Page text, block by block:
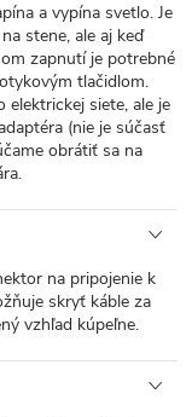
a vypína svetlo. Je
stene, ale aj keď
zapnutí je potrebné
tlačidlom.
elektrickej siete, ale je
(nie je súčasť
obrátiť sa na
na pripojenie k
skryť káble za
vzhľad kúpeľne.